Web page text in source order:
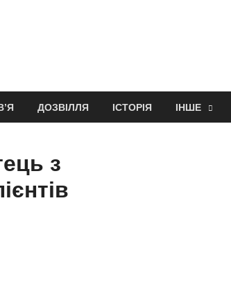
ДОЗВІЛЛЯ ІСТОРІЯ ІНШЕ
з